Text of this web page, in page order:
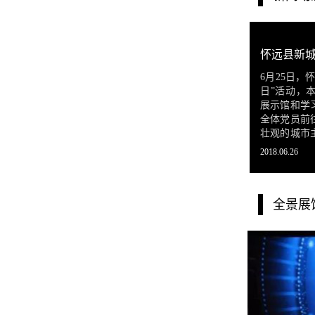
6月25日，
日”活动，
展示馆和学
全体党员前
壮观的城市
城展位。
2018.06.26
全景展